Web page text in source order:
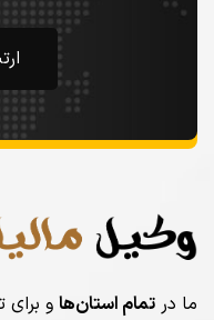
ما در تمام استان‌ها و